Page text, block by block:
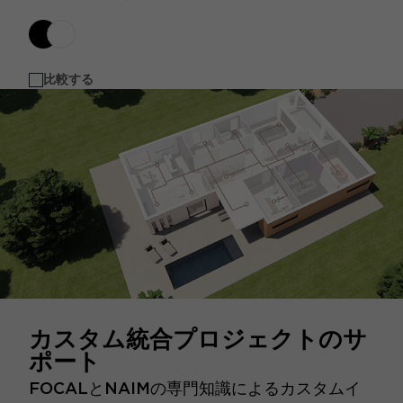
比較する
カスタム統合プロジェクトのサ
ポート
FOCALとNAIMの専門知識によるカスタムイ